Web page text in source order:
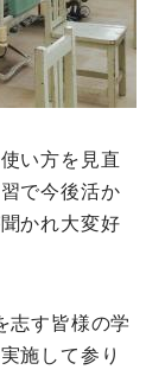
い方を見直
で今後活か
かれ大変好
志す皆様の学
施して参り